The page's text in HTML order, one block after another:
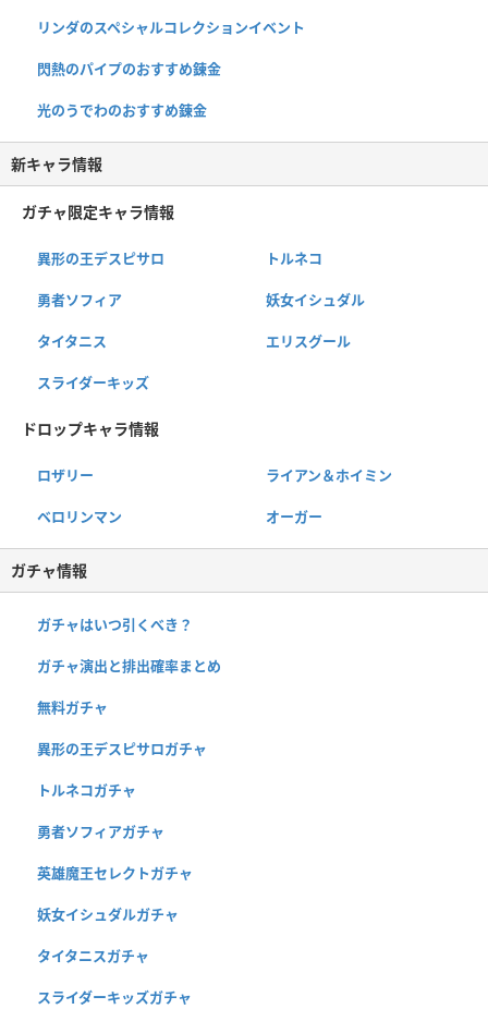
リンダのスペシャルコレクションイベント
閃熱のパイプのおすすめ錬金
光のうでわのおすすめ錬金
新キャラ情報
ガチャ限定キャラ情報
異形の王デスピサロ トルネコ
勇者ソフィア 妖女イシュダル
タイタニス エリスグール
スライダーキッズ
ドロップキャラ情報
ロザリー ライアン＆ホイミン
ベロリンマン オーガー
ガチャ情報
ガチャはいつ引くべき？
ガチャ演出と排出確率まとめ
無料ガチャ
異形の王デスピサロガチャ
トルネコガチャ
勇者ソフィアガチャ
英雄魔王セレクトガチャ
妖女イシュダルガチャ
タイタニスガチャ
スライダーキッズガチャ